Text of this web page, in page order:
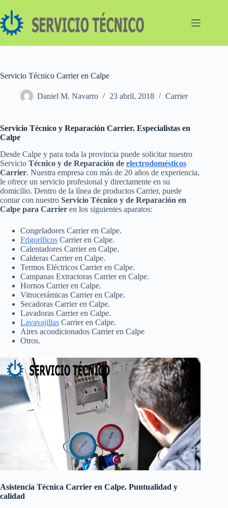
al
contenido
Servicio Técnico Carrier en Calpe
Daniel M. Navarro 23 abril, 2018 Carrier
Servicio Técnico y Reparación Carrier. Especialistas en
Calpe
Desde Calpe y para toda la provincia puede solicitar nuestro
Servicio Técnico y de Reparación de electrodomésticos
Carrier. Nuestra empresa con más de 20 años de experiencia,
le ofrece un servicio profesional y directamente en su
domicilio. Dentro de la línea de productos Carrier, puede
contar con nuestro Servicio Técnico y de Reparación en
Calpe para Carrier en los siguientes aparatos:
Congeladores Carrier en Calpe.
Frigoríficos Carrier en Calpe.
Calentadores Carrier en Calpe.
Calderas Carrier en Calpe.
Termos Eléctricos Carrier en Calpe.
Campanas Extractoras Carrier en Calpe.
Hornos Carrier en Calpe.
Vitrocerámicas Carrier en Calpe.
Secadoras Carrier en Calpe.
Lavadoras Carrier en Calpe.
Lavavajillas Carrier en Calpe.
Aires acondicionados Carrier en Calpe
Otros.
Asistencia Técnica Carrier en Calpe. Puntualidad y
calidad